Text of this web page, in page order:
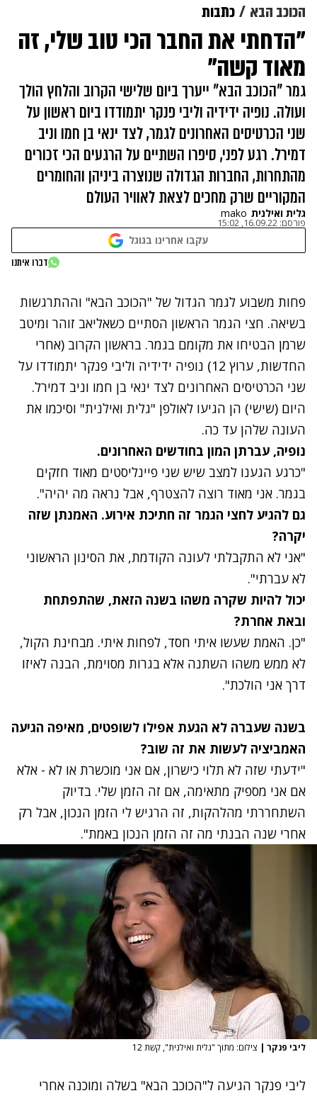
הכוכב הבא כתבות
"הדחתי את החבר הכי טוב שלי, זה
מאוד קשה"
גמר "הכוכב הבא" ייערך ביום שלישי הקרוב והלחץ הולך
ועולה. נופיה ידידיה וליבי פנקר יתמודדו ביום ראשון על
שני הכרטיסים האחרונים לגמר, לצד ינאי בן חמו וניב
דמירל. רגע לפני, סיפרו השתיים על הרגעים הכי זכורים
מהתחרות, החברות הגדולה שנוצרה ביניהן והחומרים
המקוריים שרק מחכים לצאת לאוויר העולם
גלית ואילנית mako
פורסם: 16.09.22, 15:02
עקבו אחרינו בגוגל
נתקלנו בבעיה
דברו איתנו
פחות משבוע לגמר הגדול של "הכוכב הבא" וההתרגשות
בשיאה. חצי הגמר הראשון הסתיים כשאליאב זוהר ומיטב
שרמן הבטיחו את מקומם בגמר. בראשון הקרוב (אחרי
החדשות, ערוץ 12) נופיה ידידיה וליבי פנקר יתמודדו על
שני הכרטיסים האחרונים לצד ינאי בן חמו וניב דמירל.
היום (שישי) הן הגיעו לאולפן "גלית ואילנית" וסיכמו את
העונה שלהן עד כה.
נופיה, עברתן המון בחודשים האחרונים.
"כרגע הגענו למצב שיש שני פיינליסטים מאוד חזקים
בגמר. אני מאוד רוצה להצטרף, אבל נראה מה יהיה".
גם להגיע לחצי הגמר זה חתיכת אירוע. האמנתן שזה
יקרה?
"אני לא התקבלתי לעונה הקודמת, את הסינון הראשוני
לא עברתי".
יכול להיות שקרה משהו בשנה הזאת, שהתפתחת
ובאת אחרת?
"כן. האמת שעשו איתי חסד, לפחות איתי. מבחינת הקול,
לא ממש משהו השתנה אלא בגרות מסוימת, הבנה לאיזו
דרך אני הולכת".
בשנה שעברה לא הגעת אפילו לשופטים, מאיפה הגיעה
האמביציה לעשות את זה שוב?
"ידעתי שזה לא תלוי כישרון, אם אני מוכשרת או לא - אלא
אם אני מספיק מתאימה, אם זה הזמן שלי. בדיוק
השתחררתי מהלהקות, זה הרגיש לי הזמן הנכון, אבל רק
אחרי שנה הבנתי מה זה הזמן הנכון באמת".
ליבי פנקר | צילום: מתוך "גלית ואילנית", קשת 12
ליבי פנקר הגיעה ל"הכוכב הבא" בשלה ומוכנה אחרי